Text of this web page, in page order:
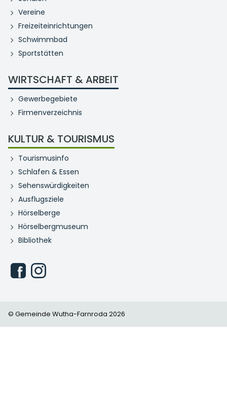
Vereine
Freizeiteinrichtungen
Schwimmbad
Sportstätten
WIRTSCHAFT & ARBEIT
Gewerbegebiete
Firmenverzeichnis
KULTUR & TOURISMUS
Tourismusinfo
Schlafen & Essen
Sehenswürdigkeiten
Ausflugsziele
Hörselberge
Hörselbergmuseum
Bibliothek
© Gemeinde Wutha-Farnroda 2026